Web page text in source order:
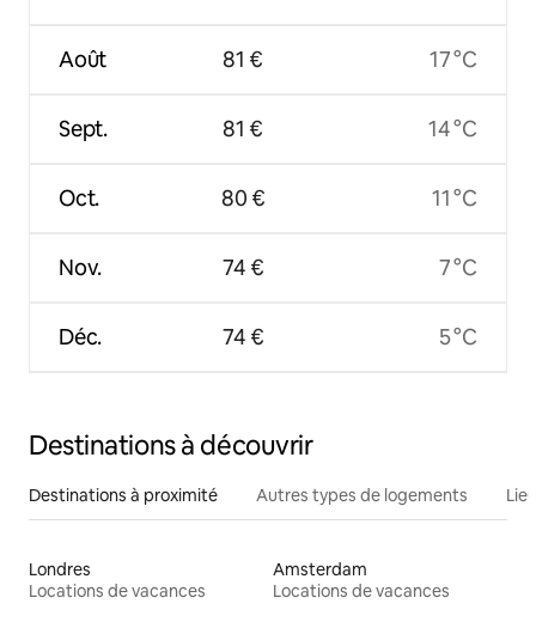
Août
Sept.
Oct.
Nov.
Déc.
81 €
81 €
80 €
74 €
74 €
17 °C
14 °C
11 °C
7 °C
5 °C
Destinations à découvrir
Destinations à proximité Autres types de logements
Londres
Locations de vacances
Amsterdam
Locations de vacances